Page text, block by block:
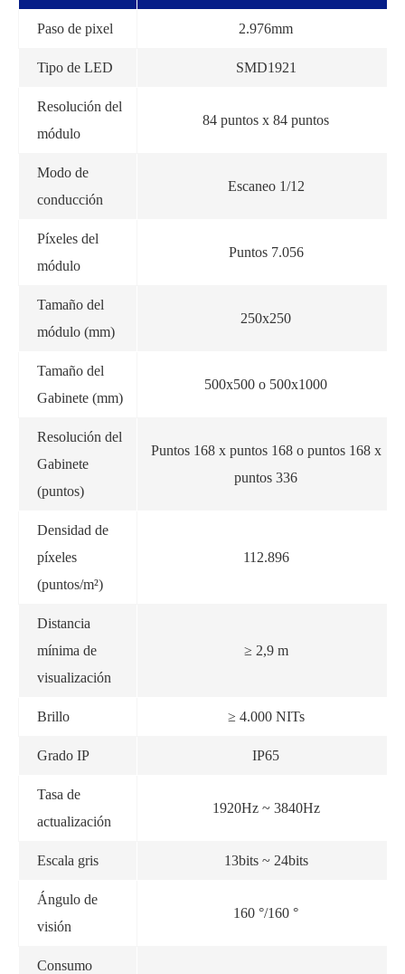
Paso de pixel 2.976mm
Tipo de LED SMD1921
Resolución del
módulo
84 puntos x 84 puntos
Modo de
conducción
Escaneo 1/12
Píxeles del
módulo
Puntos 7.056
Tamaño del
módulo (mm)
250x250
Tamaño del
Gabinete (mm)
500x500 o 500x1000
Resolución del
Gabinete
(puntos)
Puntos 168 x puntos 168 o puntos 168 x
puntos 336
Densidad de
píxeles
(puntos/m²)
112.896
Distancia
mínima de
visualización
≥ 2,9 m
Brillo ≥ 4.000 NITs
Grado IP IP65
Tasa de
actualización
1920Hz ~ 3840Hz
Escala gris 13bits ~ 24bits
Ángulo de
visión
160 °/160 °
Consumo